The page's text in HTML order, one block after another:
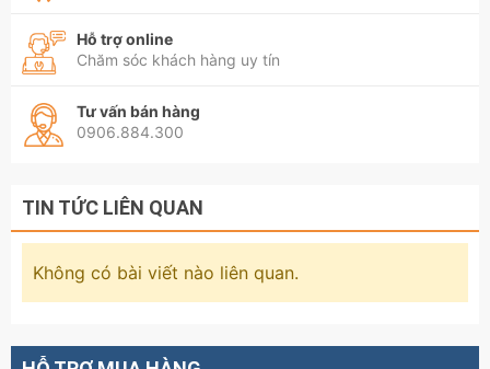
Hỗ trợ online
Chăm sóc khách hàng uy tín
Tư vấn bán hàng
0906.884.300
TIN TỨC LIÊN QUAN
Không có bài viết nào liên quan.